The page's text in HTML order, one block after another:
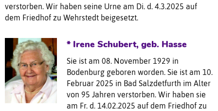
verstorben. Wir haben seine Urne am Di. d. 4.3.2025 auf
dem Friedhof zu Wehrstedt beigesetzt.
* Irene Schubert, geb. Hasse
Sie ist am 08. November 1929 in
Bodenburg geboren worden. Sie ist am 10.
Februar 2025 in Bad Salzdetfurth im Alter
von 95 Jahren verstorben. Wir haben sie
am Fr. d. 14.02.2025 auf dem Friedhof zu